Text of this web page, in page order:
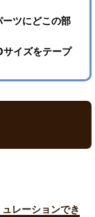
ツにどこの部
イズをテープ
レーションでき